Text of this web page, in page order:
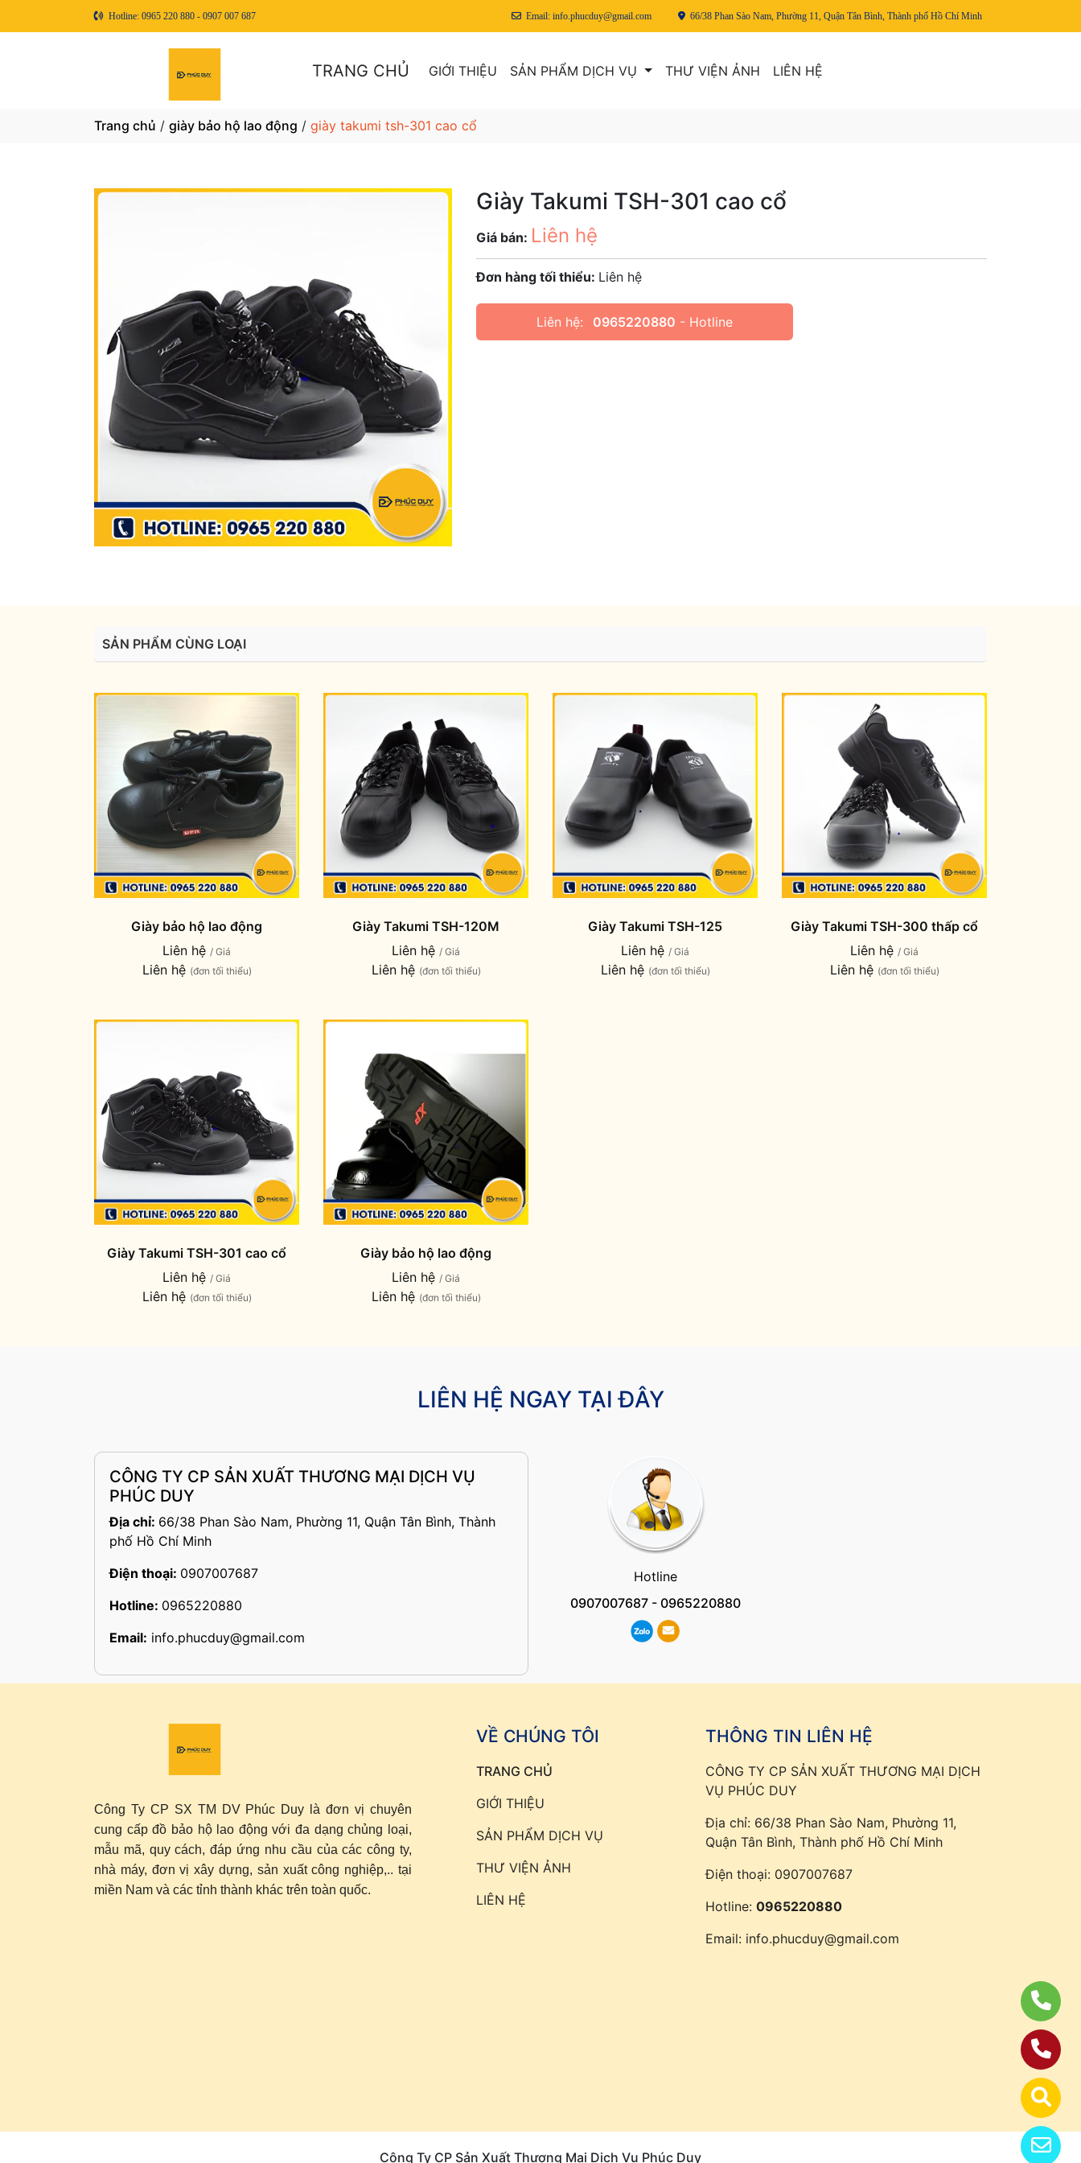
Hotline: 0965 220 880 - 0907 007 687 Email: info.phucduy@gmail.com 66/38 Phan Sào Nam, Phường 11, Quận Tân Bình, Thành phố Hồ Chí Minh
TRANG CHỦ GIỚI THIỆU SẢN PHẨM DỊCH VỤ THƯ VIỆN ẢNH LIÊN HỆ
Trang chủ / giày bảo hộ lao động / giày takumi tsh-301 cao cổ
Giày Takumi TSH-301 cao cổ
Giá bán: Liên hệ
Đơn hàng tối thiểu: Liên hệ
Liên hệ: 0965220880 - Hotline
SẢN PHẨM CÙNG LOẠI
Giày bảo hộ lao động
Liên hệ / Giá
Liên hệ (đơn tối thiểu)
Giày Takumi TSH-120M
Liên hệ / Giá
Liên hệ (đơn tối thiểu)
Giày Takumi TSH-125
Liên hệ / Giá
Liên hệ (đơn tối thiểu)
Giày Takumi TSH-300 thấp cổ
Liên hệ / Giá
Liên hệ (đơn tối thiểu)
Giày Takumi TSH-301 cao cổ
Liên hệ / Giá
Liên hệ (đơn tối thiểu)
Giày bảo hộ lao động
Liên hệ / Giá
Liên hệ (đơn tối thiểu)
LIÊN HỆ NGAY TẠI ĐÂY
CÔNG TY CP SẢN XUẤT THƯƠNG MẠI DỊCH VỤ
PHÚC DUY
Địa chỉ: 66/38 Phan Sào Nam, Phường 11, Quận Tân Bình, Thành
phố Hồ Chí Minh
Điện thoại: 0907007687
Hotline: 0965220880
Email: info.phucduy@gmail.com
Hotline
0907007687- 0965220880
Công Ty CP SX TM DV Phúc Duy là đơn vị chuyên
cung cấp đồ bảo hộ lao động với đa dạng chủng loại,
mẫu mã, quy cách, đáp ứng nhu cầu của các công ty,
nhà máy, đơn vị xây dựng, sản xuất công nghiệp,.. tại
miền Nam và các tỉnh thành khác trên toàn quốc.
VỀ CHÚNG TÔI
TRANG CHỦ
GIỚI THIỆU
SẢN PHẨM DỊCH VỤ
THƯ VIỆN ẢNH
LIÊN HỆ
THÔNG TIN LIÊN HỆ
CÔNG TY CP SẢN XUẤT THƯƠNG MẠI DỊCH
VỤ PHÚC DUY
Địa chỉ: 66/38 Phan Sào Nam, Phường 11,
Quận Tân Bình, Thành phố Hồ Chí Minh
Điện thoại: 0907007687
Hotline: 0965220880
Email: info.phucduy@gmail.com
Công Ty CP Sản Xuất Thương Mại Dịch Vụ Phúc Duy